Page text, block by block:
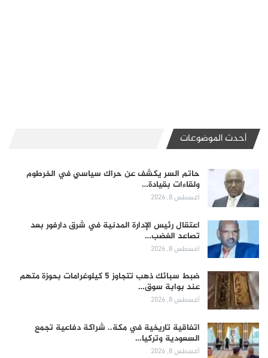
أحدث الموضوعات
حاتم السر يكشف عن حراك سياسي في الخرطوم
ولقاءات بقيادة…
أغسطس 8, 2026
اعتقال رئيس الإدارة المدنية في شرق دارفور بعد
تصاعد الغضب…
أغسطس 8, 2026
ضبط سبائك ذهب تتجاوز 5 كيلوغرامات بحوزة متهم
عند بوابة سوق…
أغسطس 8, 2026
اتفاقية تاريخية في مكة.. شراكة دفاعية تجمع
السعودية وتركيا…
أغسطس 8, 2026